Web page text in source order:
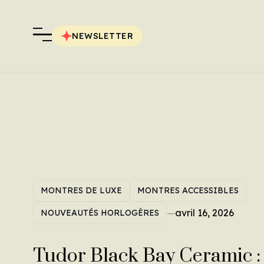
NEWSLETTER
MONTRES DE LUXE MONTRES ACCESSIBLES
NOUVEAUTÉS HORLOGÈRES —avril 16, 2026
Tudor Black Bay Ceramic